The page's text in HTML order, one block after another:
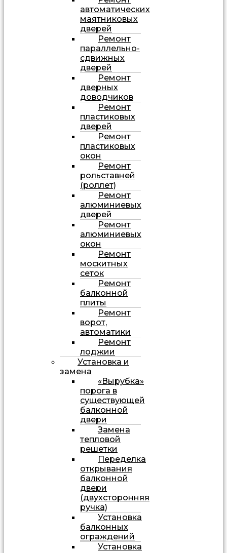
автоматических
маятниковых
дверей
Ремонт
параллельно-
сдвижных
дверей
Ремонт
дверных
доводчиков
Ремонт
пластиковых
дверей
Ремонт
пластиковых
окон
Ремонт
рольставней
(роллет)
Ремонт
алюминиевых
дверей
Ремонт
алюминиевых
окон
Ремонт
москитных
сеток
Ремонт
балконной
плиты
Ремонт
ворот,
автоматики
Ремонт
лоджии
Установка и
замена
«Вырубка»
порога в
существующей
балконной
двери
Замена
тепловой
решетки
Переделка
открывания
балконной
двери
(двухсторонняя
ручка)
Установка
балконных
ограждений
Установка